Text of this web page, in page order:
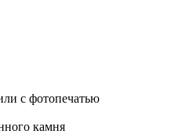
с фотопечатью
камня